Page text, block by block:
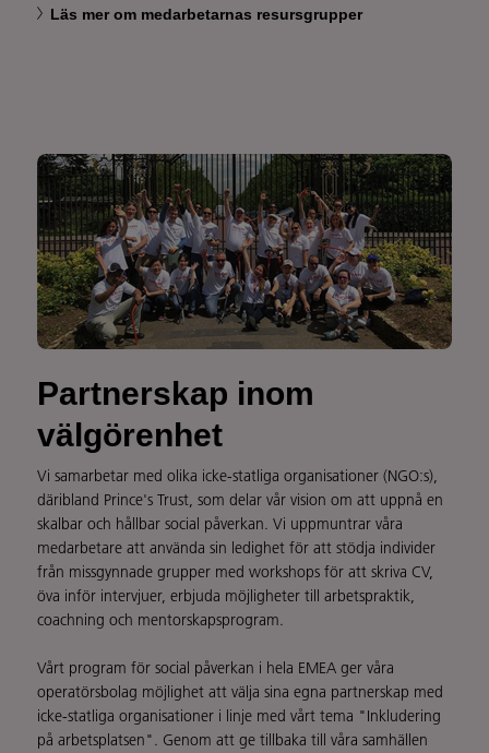
Läs mer om medarbetarnas resursgrupper
Partnerskap inom
välgörenhet
Vi samarbetar med olika icke-statliga organisationer (NGO:s),
däribland Prince's Trust, som delar vår vision om att uppnå en
skalbar och hållbar social påverkan. Vi uppmuntrar våra
medarbetare att använda sin ledighet för att stödja individer
från missgynnade grupper med workshops för att skriva CV,
öva inför intervjuer, erbjuda möjligheter till arbetspraktik,
coachning och mentorskapsprogram.
Vårt program för social påverkan i hela EMEA ger våra
operatörsbolag möjlighet att välja sina egna partnerskap med
icke-statliga organisationer i linje med vårt tema "Inkludering
på arbetsplatsen". Genom att ge tillbaka till våra samhällen